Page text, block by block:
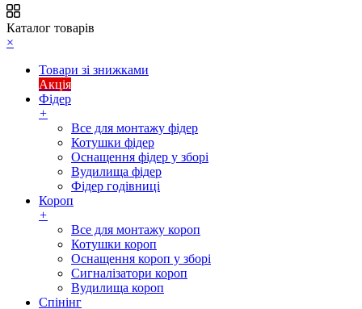
Каталог товарів
×
Товари зі знижками
Акція
Фідер
+
Все для монтажу фідер
Котушки фідер
Оснащення фідер у зборі
Вудилища фідер
Фідер годівниці
Короп
+
Все для монтажу короп
Котушки короп
Оснащення короп у зборі
Сигналізатори короп
Вудилища короп
Спінінг